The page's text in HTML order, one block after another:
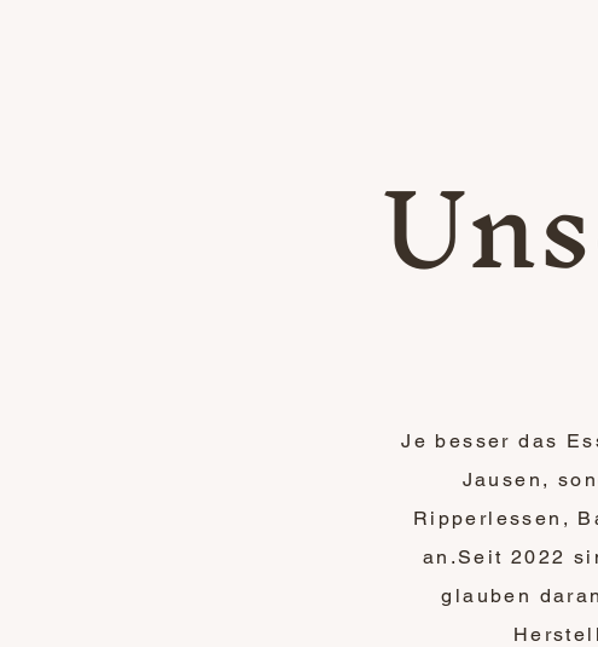
Je besser das
Jausen,
Ripperlessen,
an.Seit 2022
glauben